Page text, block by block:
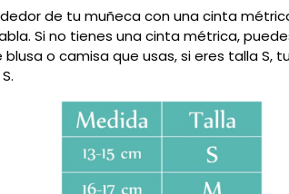
de tu muñeca con una cinta
Si no tienes una cinta métrica,
blusa o camisa que usas, si eres talla S,